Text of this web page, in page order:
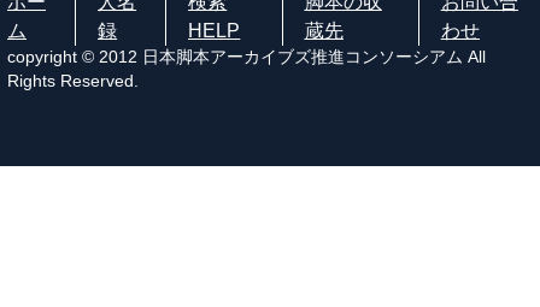
ム
録
HELP
蔵先
わせ
copyright © 2012 日本脚本アーカイブズ推進コンソーシアム All
Rights Reserved.